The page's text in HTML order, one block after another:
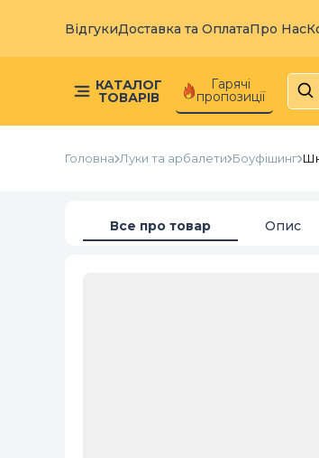
ВідгукиДоставка та ОплатаПро Нас
КАТАЛОГ
ТОВАРІВ
Гарячі
пропозиції
Головна Луки та арбалети Боуфішинг
Все про товар Опис